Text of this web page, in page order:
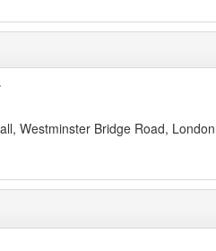
Westminster Bridge Road, London